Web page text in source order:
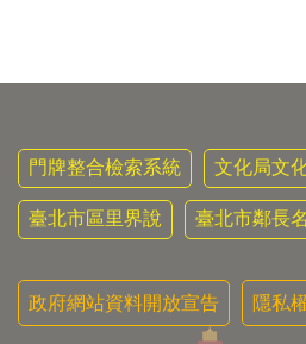
門牌整合檢索系統 文化局文
臺北市區里界說 臺北市鄰長
政府網站資料開放宣告 隱私